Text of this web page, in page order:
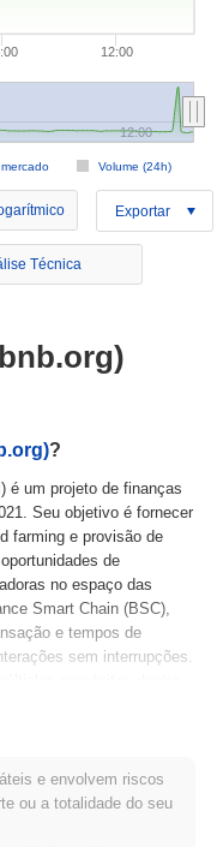
12:00
Volume (24h)
12:00
Exportar
Técnica
?
é um projeto de finanças
Seu objetivo é fornecer
farming e provisão de
de
no espaço das
Smart Chain (BSC),
e tempos de
sem interrupções.
incorporando
ambiental e a
única o posiciona como
usuários que
e envolvem riscos
ou a totalidade do seu